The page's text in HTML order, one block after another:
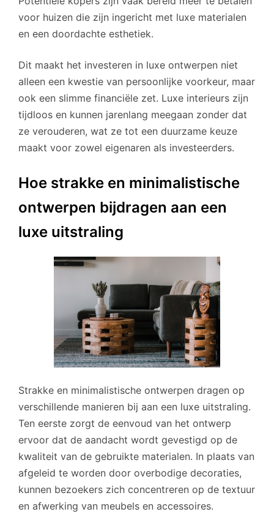
voor huizen die zijn ingericht met luxe materialen
en een doordachte esthetiek.
Dit maakt het investeren in luxe ontwerpen niet
alleen een kwestie van persoonlijke voorkeur, maar
ook een slimme financiële zet. Luxe interieurs zijn
tijdloos en kunnen jarenlang meegaan zonder dat
ze verouderen, wat ze tot een duurzame keuze
maakt voor zowel eigenaren als investeerders.
Hoe strakke en minimalistische
ontwerpen bijdragen aan een
luxe uitstraling
Strakke en minimalistische ontwerpen dragen op
verschillende manieren bij aan een luxe uitstraling.
Ten eerste zorgt de eenvoud van het ontwerp
ervoor dat de aandacht wordt gevestigd op de
kwaliteit van de gebruikte materialen. In plaats van
afgeleid te worden door overbodige decoraties,
kunnen bezoekers zich concentreren op de textuur
en afwerking van meubels en accessoires.